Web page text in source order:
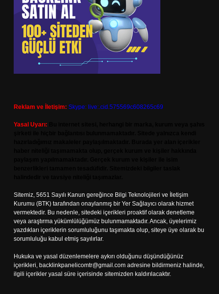
Reklam ve İletişim: Skype: live:.cid.575569c608265c69
Yasal Uyarı:
Sitemiz, 5651 Sayılı Kanun gereğince Bilgi Teknolojileri ve İletişim
Kurumu (BTK) tarafından onaylanmış bir Yer Sağlayıcı olarak hizmet
vermektedir. Bu nedenle, sitedeki içerikleri proaktif olarak denetleme
veya araştırma yükümlülüğümüz bulunmamaktadır. Ancak, üyelerimiz
yazdıkları içeriklerin sorumluluğunu taşımakta olup, siteye üye olarak bu
sorumluluğu kabul etmiş sayılırlar.
Hukuka ve yasal düzenlemelere aykırı olduğunu düşündüğünüz
içerikleri, backlinkpanelicomtr@gmail.com adresine bildirmeniz halinde,
ilgili içerikler yasal süre içerisinde sitemizden kaldırılacaktır.